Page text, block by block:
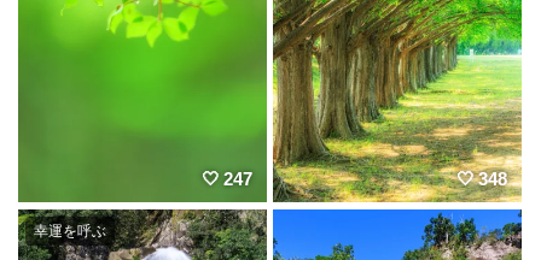
247 348
幸運を呼ぶ